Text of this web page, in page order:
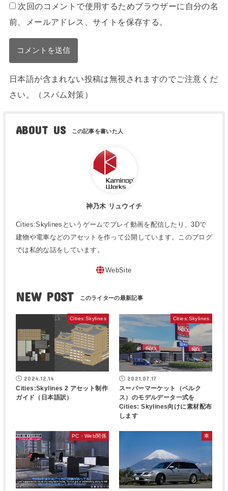
次回のコメントで使用するためブラウザーに自分の名
前、メールアドレス、サイトを保存する。
日本語が含まれない投稿は無視されますのでご注意くだ
さい。（スパム対策）
ABOUT US
神乃木 リュウイチ
Cities:Skylinesというゲームでプレイ動画を配信したり、3Dで
建物や電車などのアセットを作って公開しています。このブログ
では私的な話をしています。
WebSite
NEW POST
Cities:Skylines
2024.12.14
Cities:Skylines 2 アセット制作
ガイド（日本語訳）
Cities:Skylines
2021.07.17
スーパーマーケット（ベルク
ス）のモデルデータ一式を
Cities: Skylines向けに素材配布
します
PC・Web関係 車